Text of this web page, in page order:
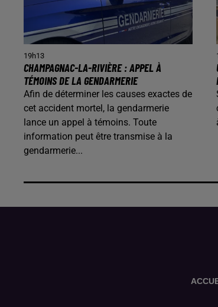
19h13
CHAMPAGNAC-LA-RIVIÈRE : APPEL À
TÉMOINS DE LA GENDARMERIE
Afin de déterminer les causes exactes de
cet accident mortel, la gendarmerie
lance un appel à témoins. Toute
information peut être transmise à la
gendarmerie...